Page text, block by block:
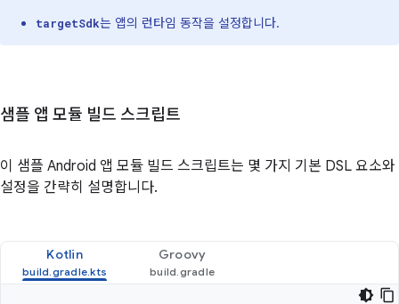
targetSdk는 앱의 런타임 동작을 설정합니다.
샘플 앱 모듈 빌드 스크립트
이 샘플 Android 앱 모듈 빌드 스크립트는 몇 가지 기본 DSL 요소와
설정을 간략히 설명합니다.
Kotlin Groovy